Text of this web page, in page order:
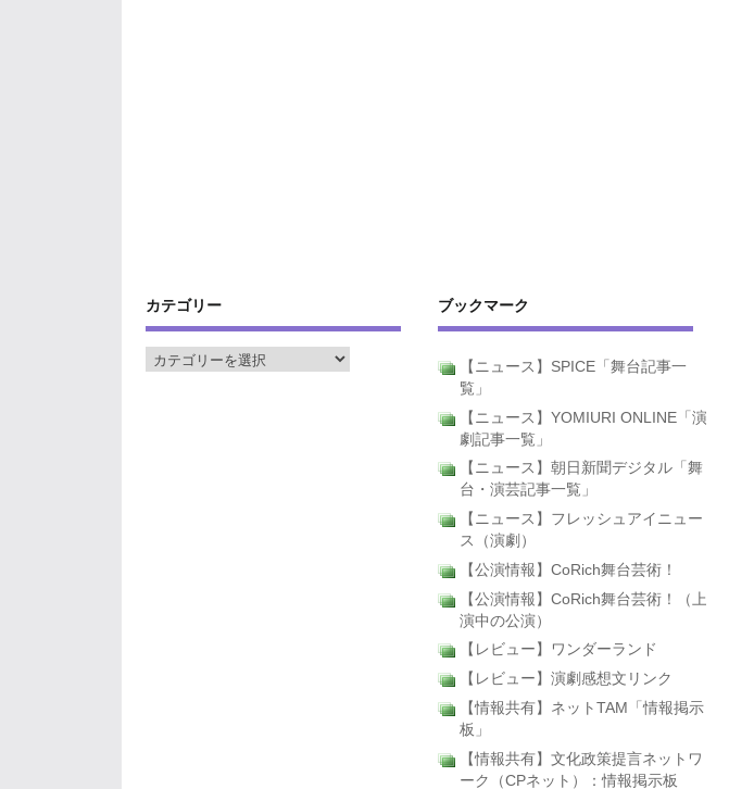
カテゴリー ブックマーク
【ニュース】SPICE「舞台記事一
覧」
【ニュース】YOMIURI ONLINE「演
劇記事一覧」
【ニュース】朝日新聞デジタル「舞
台・演芸記事一覧」
【ニュース】フレッシュアイニュー
ス（演劇）
【公演情報】CoRich舞台芸術！
【公演情報】CoRich舞台芸術！（上
演中の公演）
【レビュー】ワンダーランド
【レビュー】演劇感想文リンク
【情報共有】ネットTAM「情報掲示
板」
【情報共有】文化政策提言ネットワ
ーク（CPネット）：情報掲示板